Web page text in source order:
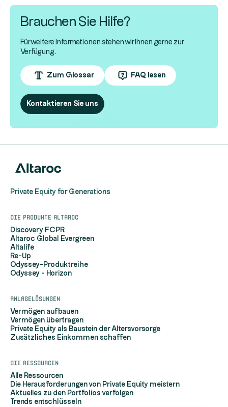
Brauchen Sie Hilfe?
Für weitere Informationen stehen wir Ihnen gerne zur
Verfügung.
Zum Glossar FAQ lesen
Kontaktieren Sie uns
Private Equity for Generations
Die Produkte Altaroc
Discovery FCPR
Altaroc Global Evergreen
Altalife
Re-Up
Odyssey-Produktreihe
Odyssey - Horizon
Anlagelösungen
Vermögen aufbauen
Vermögen übertragen
Private Equity als Baustein der Altersvorsorge
Zusätzliches Einkommen schaffen
Die Ressourcen
Alle Ressourcen
Die Herausforderungen von Private Equity meistern
Aktuelles zu den Portfolios verfolgen
Trends entschlüsseln